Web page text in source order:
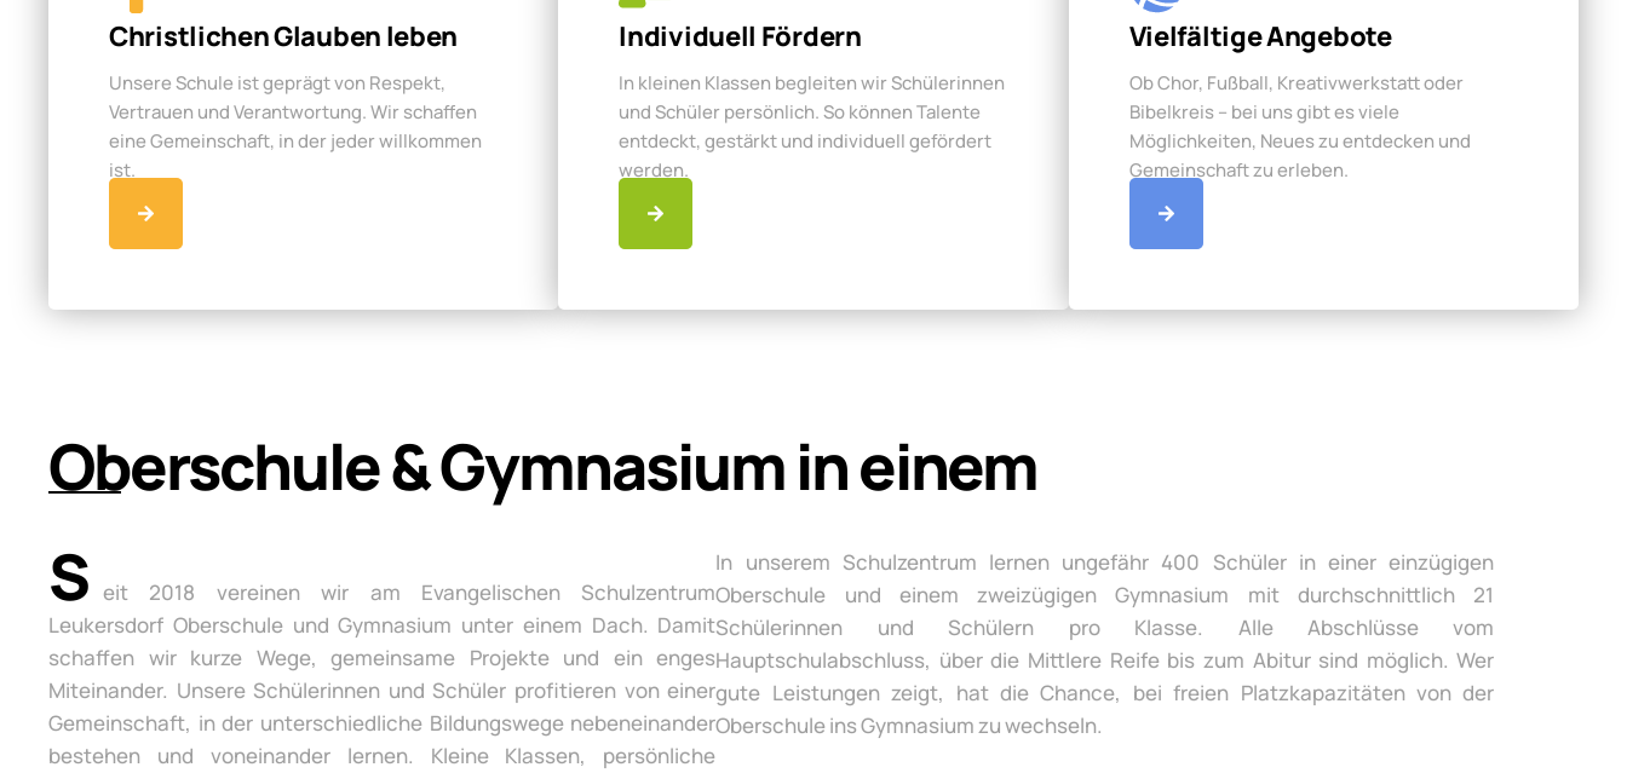
Christlichen Glauben leben
Unsere Schule ist geprägt von Respekt,
Vertrauen und Verantwortung. Wir schaffen
eine Gemeinschaft, in der jeder willkommen
ist.
Individuell Fördern
In kleinen Klassen begleiten wir Schülerinnen
und Schüler persönlich. So können Talente
entdeckt, gestärkt und individuell gefördert
werden.
Vielfältige Angebote
Ob Chor, Fußball, Kreativwerkstatt oder
Bibelkreis – bei uns gibt es viele
Möglichkeiten, Neues zu entdecken und
Gemeinschaft zu erleben.
Oberschule & Gymnasium in einem
S eit 2018 vereinen wir am Evangelischen Schulzentrum
Leukersdorf Oberschule und Gymnasium unter einem Dach. Damit
schaffen wir kurze Wege, gemeinsame Projekte und ein enges
Miteinander. Unsere Schülerinnen und Schüler profitieren von einer
Gemeinschaft, in der unterschiedliche Bildungswege nebeneinander
bestehen und voneinander lernen. Kleine Klassen, persönliche
In unserem Schulzentrum lernen ungefähr 400 Schüler in einer einzügigen
Oberschule und einem zweizügigen Gymnasium mit durchschnittlich 21
Schülerinnen und Schülern pro Klasse. Alle Abschlüsse vom
Hauptschulabschluss, über die Mittlere Reife bis zum Abitur sind möglich. Wer
gute Leistungen zeigt, hat die Chance, bei freien Platzkapazitäten von der
Oberschule ins Gymnasium zu wechseln.